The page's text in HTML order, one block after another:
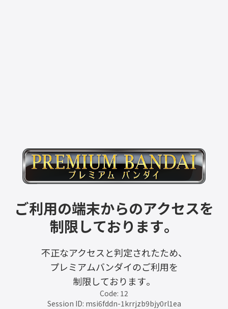
ご利用の端末からのアクセスを
制限しております。
不正なアクセスと判定されたため、
プレミアムバンダイのご利用を
制限しております。
Code: 12
Session ID: msi6fddn-1krrjzb9bjy0rl1ea